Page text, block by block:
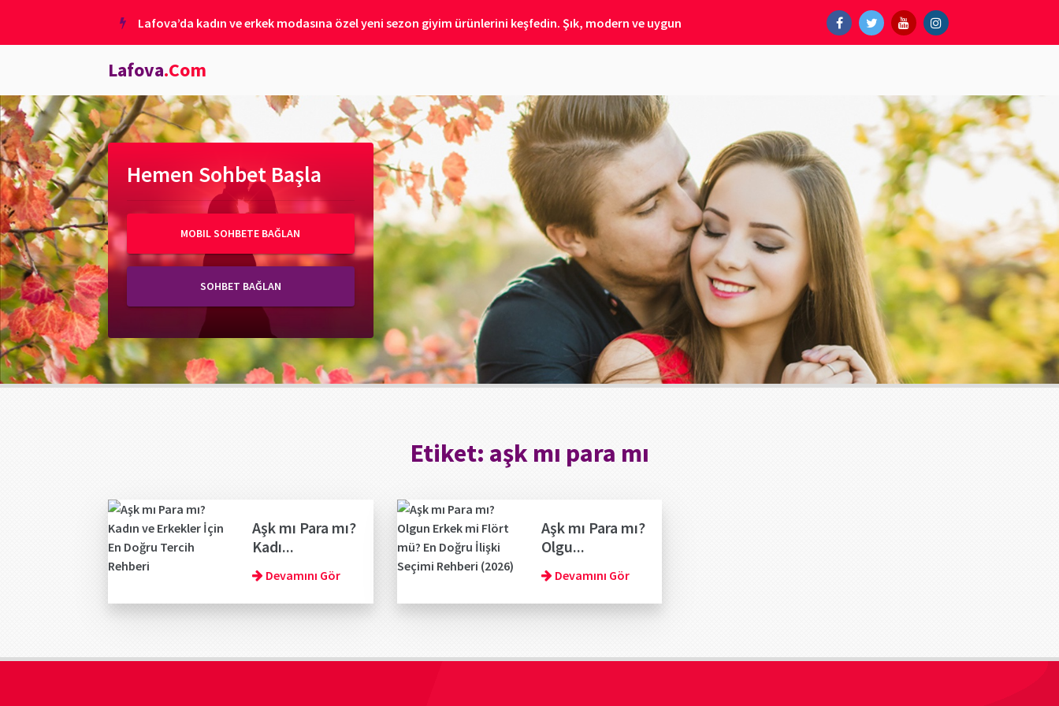
Lafova’da kadın ve erkek modasına özel yeni sezon giyim ürünlerini keşfedin. Şık, modern ve uygun
Lafova.Com
Hemen Sohbet Başla
MOBIL SOHBETE BAĞLAN
SOHBET BAĞLAN
Etiket: aşk mı para mı
Aşk mı Para mı?
Kadı...
Devamını Gör
Aşk mı Para mı?
Olgu...
Devamını Gör